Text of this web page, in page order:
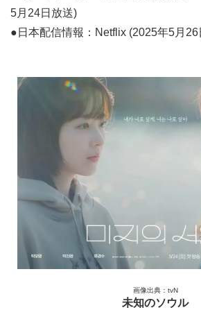
5月24日放送)
●日本配信情報：Netflix (2025年5月26
画像出典：tvN
未知のソウル